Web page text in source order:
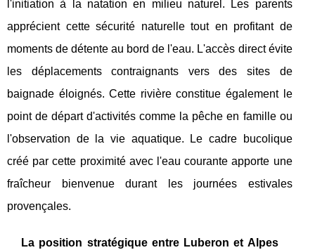
l'initiation à la natation en milieu naturel. Les parents
apprécient cette sécurité naturelle tout en profitant de
moments de détente au bord de l'eau. L'accès direct évite
les déplacements contraignants vers des sites de
baignade éloignés. Cette rivière constitue également le
point de départ d'activités comme la pêche en famille ou
l'observation de la vie aquatique. Le cadre bucolique
créé par cette proximité avec l'eau courante apporte une
fraîcheur bienvenue durant les journées estivales
provençales.
La position stratégique entre Luberon et Alpes